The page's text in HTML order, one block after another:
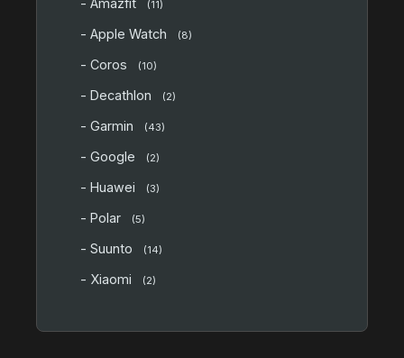
(11)
- Apple Watch (8)
- Coros (10)
- Decathlon (2)
- Garmin (43)
- Google (2)
- Huawei (3)
- Polar (5)
- Suunto (14)
- Xiaomi (2)